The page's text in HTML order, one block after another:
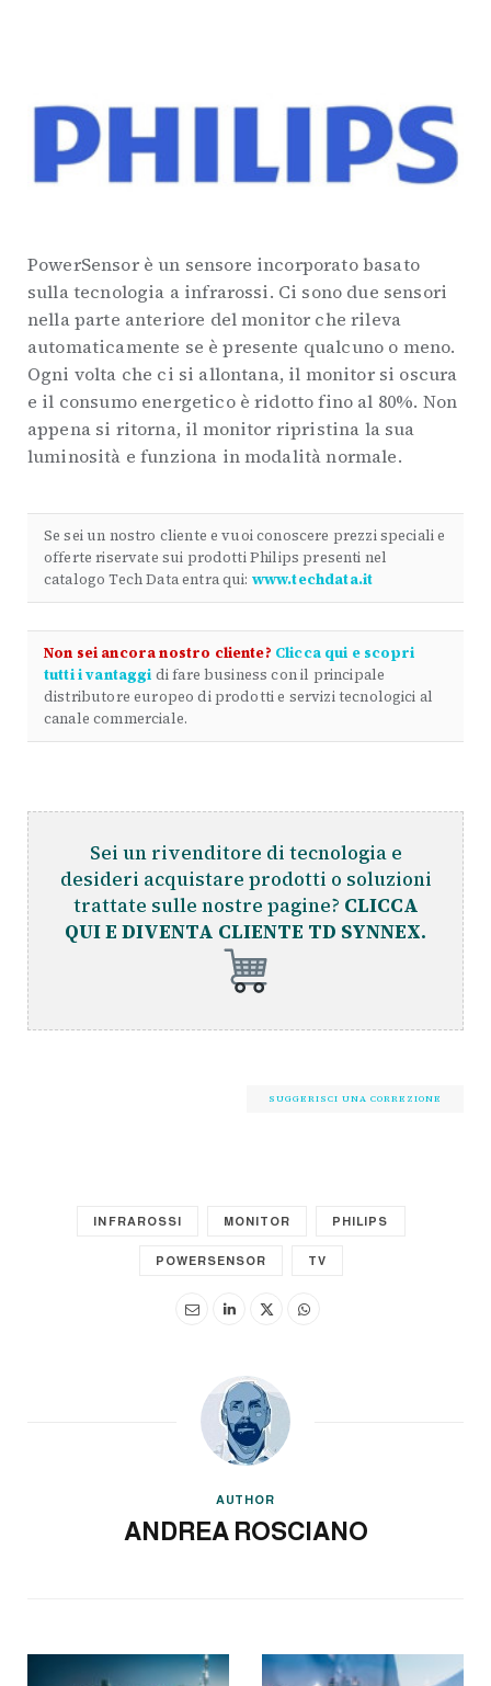
PowerSensor è un sensore incorporato basato
sulla tecnologia a infrarossi. Ci sono due sensori
nella parte anteriore del monitor che rileva
automaticamente se è presente qualcuno o meno.
Ogni volta che ci si allontana, il monitor si oscura
e il consumo energetico è ridotto fino al 80%. Non
appena si ritorna, il monitor ripristina la sua
luminosità e funziona in modalità normale.
Se sei un nostro cliente e vuoi conoscere prezzi speciali e
offerte riservate sui prodotti Philips presenti nel
catalogo Tech Data entra qui: www.techdata.it
Non sei ancora nostro cliente? Clicca qui e scopri
tutti i vantaggi di fare business con il principale
distributore europeo di prodotti e servizi tecnologici al
canale commerciale.
Sei un rivenditore di tecnologia e
desideri acquistare prodotti o soluzioni
trattate sulle nostre pagine? CLICCA
QUI E DIVENTA CLIENTE TD SYNNEX.
SUGGERISCI UNA CORREZIONE
INFRAROSSI MONITOR PHILIPS
POWERSENSOR TV
AUTHOR
ANDREA ROSCIANO